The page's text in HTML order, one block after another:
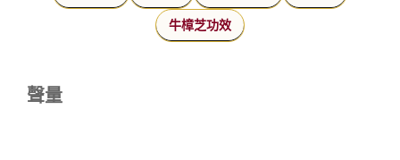
牛樟芝功效
聲量